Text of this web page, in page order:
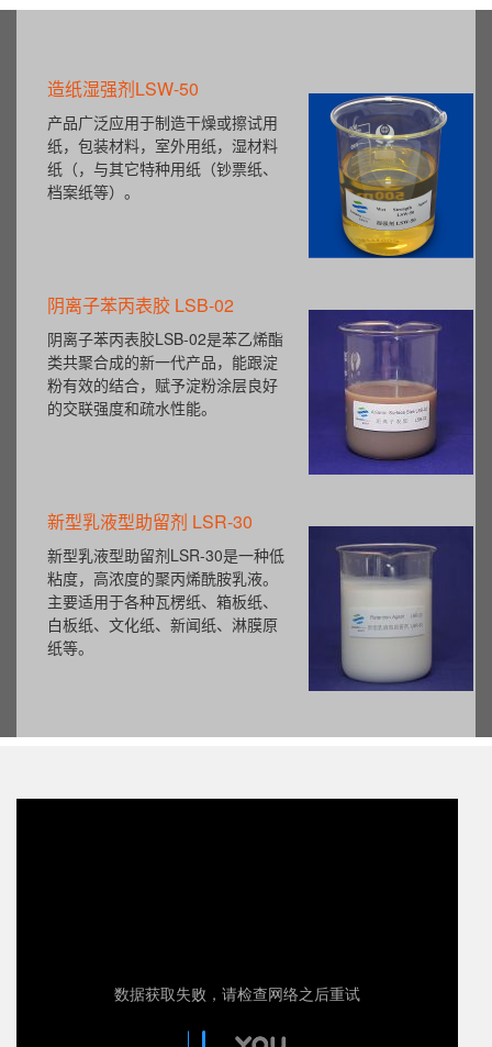
造纸湿强剂LSW-50
产品广泛应用于制造干燥或擦试用
纸，包装材料，室外用纸，湿材料
纸（，与其它特种用纸（钞票纸、
档案纸等）。
阴离子苯丙表胶 LSB-02
阴离子苯丙表胶LSB-02是苯乙烯酯
类共聚合成的新一代产品，能跟淀
粉有效的结合，赋予淀粉涂层良好
的交联强度和疏水性能。
新型乳液型助留剂 LSR-30
新型乳液型助留剂LSR-30是一种低
粘度，高浓度的聚丙烯酰胺乳液。
主要适用于各种瓦楞纸、箱板纸、
白板纸、文化纸、新闻纸、淋膜原
纸等。